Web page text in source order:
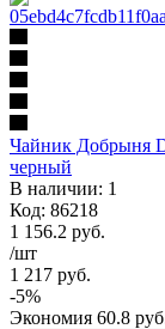
Чайник Добрыня
черный
В наличии: 1
Код: 86218
1 156.2 руб.
/шт
1 217 руб.
-5%
Экономия 60.8